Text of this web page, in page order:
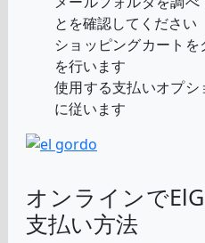
とを確認してください
ショッピングカート
を行います
使用する支払いオプ
に従います
オンラインで
支払い方法